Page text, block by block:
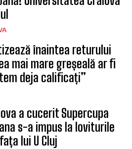
înaintea returului
mai mare greșeală ar fi
deja calificați”
a cucerit Supercupa
s-a impus la loviturile
lui U Cluj